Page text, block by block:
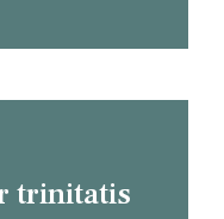
trinitatis